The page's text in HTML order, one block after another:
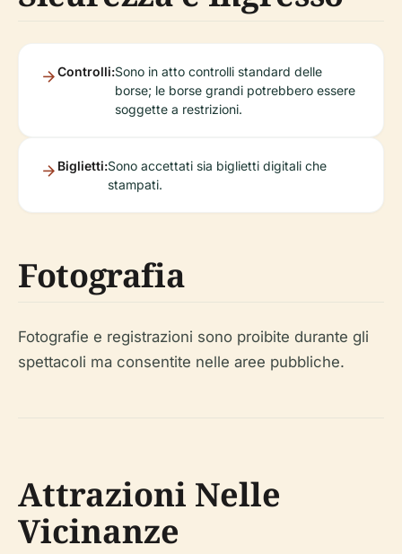
Controlli:Sono in atto controlli standard delle
borse; le borse grandi potrebbero essere
soggette a restrizioni.
Biglietti:Sono accettati sia biglietti digitali che
stampati.
Fotografia
Fotografie e registrazioni sono proibite durante gli
spettacoli ma consentite nelle aree pubbliche.
Attrazioni Nelle
Vicinanze